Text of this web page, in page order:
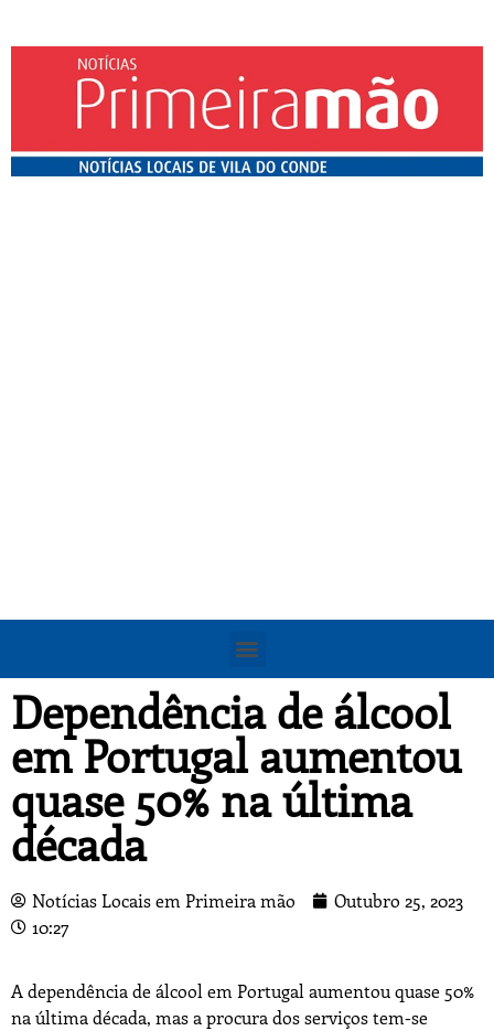
Dependência de álcool
em Portugal aumentou
quase 50% na última
década
Notícias Locais em Primeira mão
Outubro 25, 2023
10:27
A dependência de álcool em Portugal aumentou quase 50%
na última década, mas a procura dos serviços tem-se